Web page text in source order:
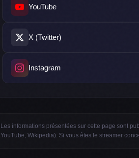
YouTube
X (Twitter)
Instagram
Les informations présentées sur cette page sont
YouTube, Wikipedia). Si vous êtes le streamer